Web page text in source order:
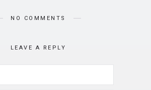
NO COMMENTS
LEAVE A REPLY